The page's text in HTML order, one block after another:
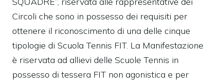
Circoli che sono in possesso dei requisiti per
ottenere il riconoscimento di una delle cinque
tipologie di Scuola Tennis FIT. La Manifestazione
è riservata ad allievi delle Scuole Tennis in
possesso di tessera FIT non agonistica e per